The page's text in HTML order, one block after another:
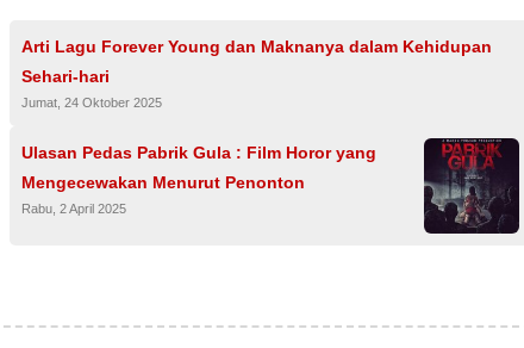
Arti Lagu Forever Young dan Maknanya dalam Kehidupan
Sehari-hari
Jumat, 24 Oktober 2025
Ulasan Pedas Pabrik Gula : Film Horor yang
Mengecewakan Menurut Penonton
Rabu, 2 April 2025